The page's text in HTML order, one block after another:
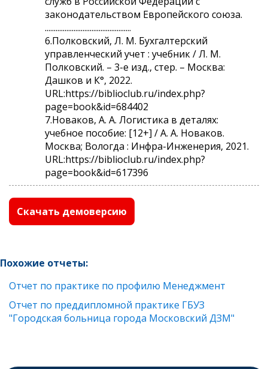
законодательством Европейского союза.
................................................
6.Полковский, Л. М. Бухгалтерский
управленческий учет : учебник / Л. М.
Полковский. – 3-е изд., стер. – Москва:
Дашков и К°, 2022.
URL:https://biblioclub.ru/index.php?
page=book&id=684402
7.Новаков, А. А. Логистика в деталях:
учебное пособие: [12+] / А. А. Новаков.
Москва; Вологда : Инфра-Инженерия, 2021.
URL:https://biblioclub.ru/index.php?
page=book&id=617396
Скачать демоверсию
Похожие отчеты:
Отчет по практике по профилю Менеджмент
Отчет по преддипломной практике ГБУЗ
"Городская больница города Московский ДЗМ"